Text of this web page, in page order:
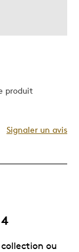
produit
Signaler un avis
ou